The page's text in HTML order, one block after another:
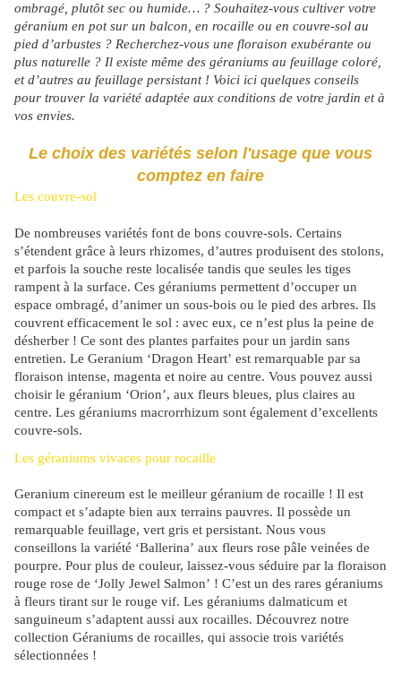
ombragé, plutôt sec ou humide… ? Souhaitez-vous cultiver votre
géranium en pot sur un balcon, en rocaille ou en couvre-sol au
pied d’arbustes ? Recherchez-vous une floraison exubérante ou
plus naturelle ? Il existe même des géraniums au feuillage coloré,
et d’autres au feuillage persistant ! Voici ici quelques conseils
pour trouver la variété adaptée aux conditions de votre jardin et à
vos envies.
Le choix des variétés selon l'usage que vous
comptez en faire
Les couvre-sol
De nombreuses variétés font de bons couvre-sols. Certains
s’étendent grâce à leurs rhizomes, d’autres produisent des stolons,
et parfois la souche reste localisée tandis que seules les tiges
rampent à la surface. Ces géraniums permettent d’occuper un
espace ombragé, d’animer un sous-bois ou le pied des arbres. Ils
couvrent efficacement le sol : avec eux, ce n’est plus la peine de
désherber ! Ce sont des plantes parfaites pour un jardin sans
entretien. Le Geranium ‘Dragon Heart’ est remarquable par sa
floraison intense, magenta et noire au centre. Vous pouvez aussi
choisir le géranium ‘Orion’, aux fleurs bleues, plus claires au
centre. Les géraniums macrorrhizum sont également d’excellents
couvre-sols.
Les géraniums vivaces pour rocaille
Geranium cinereum est le meilleur géranium de rocaille ! Il est
compact et s’adapte bien aux terrains pauvres. Il possède un
remarquable feuillage, vert gris et persistant. Nous vous
conseillons la variété ‘Ballerina’ aux fleurs rose pâle veinées de
pourpre. Pour plus de couleur, laissez-vous séduire par la floraison
rouge rose de ‘Jolly Jewel Salmon’ ! C’est un des rares géraniums
à fleurs tirant sur le rouge vif. Les géraniums dalmaticum et
sanguineum s’adaptent aussi aux rocailles. Découvrez notre
collection Géraniums de rocailles, qui associe trois variétés
sélectionnées !